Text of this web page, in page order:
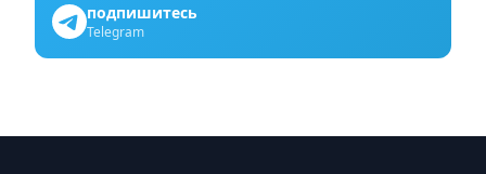
подпишитесь
Telegram